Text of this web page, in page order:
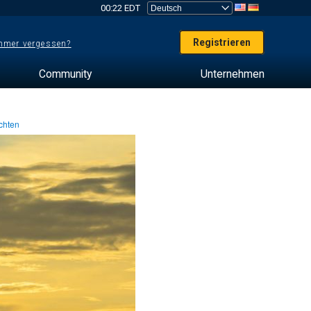
00:22 EDT
vergessen? Registrieren
Community Unternehmen